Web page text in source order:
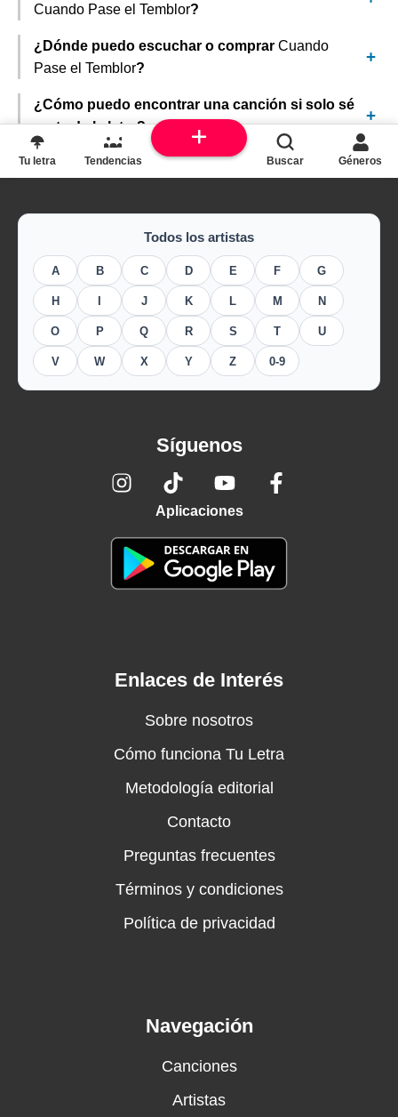
Cuando Pase el Temblor?
¿Dónde puedo escuchar o comprar Cuando
Pase el Temblor?
¿Cómo puedo encontrar una canción si solo sé
parte de la letra?
Todos los artistas
A B C D E F G
H J K L M N
O P Q R S T U
V W X Y Z 0-9
Síguenos
Aplicaciones
Enlaces de Interés
Sobre nosotros
Cómo funciona Tu Letra
Metodología editorial
Contacto
Preguntas frecuentes
Términos y condiciones
Política de privacidad
Navegación
Canciones
Artistas
Tu letra Tendencias Buscar Géneros